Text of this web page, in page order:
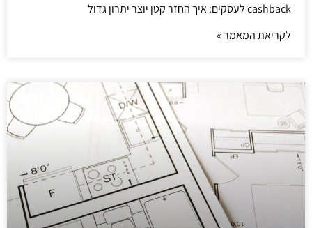
cashback לעסקים: איך החזר קטן יוצר יתרון גדול
לקריאת המאמר »